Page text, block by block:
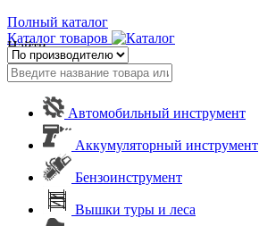
Полный каталог
Каталог товаров
Найти
Автомобильный инструмент
Аккумуляторный инструмент
Бензоинструмент
Вышки туры и леса